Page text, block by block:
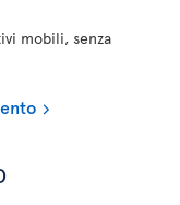
mobili, senza